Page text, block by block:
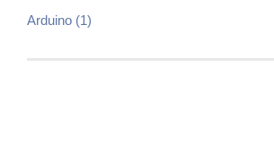
Arduino (1)